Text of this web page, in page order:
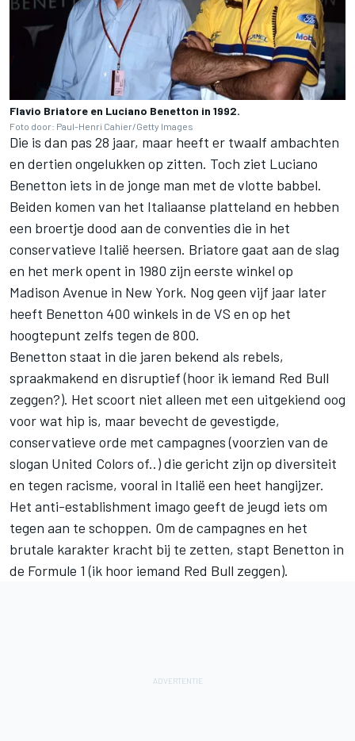
Flavio Briatore en Luciano Benetton in 1992.
Foto door: Paul-Henri Cahier/Getty Images
Die is dan pas 28 jaar, maar heeft er twaalf ambachten
en dertien ongelukken op zitten. Toch ziet Luciano
Benetton iets in de jonge man met de vlotte babbel.
Beiden komen van het Italiaanse platteland en hebben
een broertje dood aan de conventies die in het
conservatieve Italië heersen. Briatore gaat aan de slag
en het merk opent in 1980 zijn eerste winkel op
Madison Avenue in New York. Nog geen vijf jaar later
heeft Benetton 400 winkels in de VS en op het
hoogtepunt zelfs tegen de 800.
Benetton staat in die jaren bekend als rebels,
spraakmakend en disruptief (hoor ik iemand Red Bull
zeggen?). Het scoort niet alleen met een uitgekiend oog
voor wat hip is, maar bevecht de gevestigde,
conservatieve orde met campagnes (voorzien van de
slogan United Colors of..) die gericht zijn op diversiteit
en tegen racisme, vooral in Italië een heet hangijzer.
Het anti-establishment imago geeft de jeugd iets om
tegen aan te schoppen. Om de campagnes en het
brutale karakter kracht bij te zetten, stapt Benetton in
de Formule 1 (ik hoor iemand Red Bull zeggen).